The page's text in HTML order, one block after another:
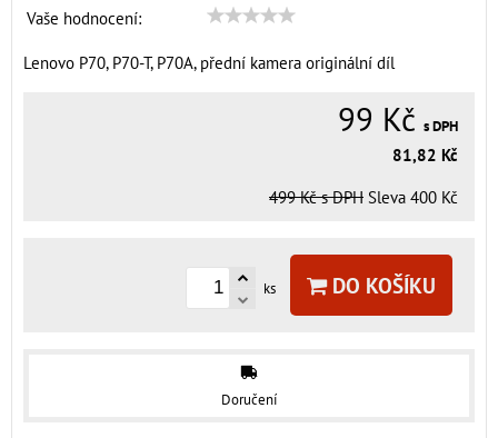
Vaše hodnocení:
Lenovo P70, P70-T, P70A, přední kamera originální díl
99 Kč s DPH
81,82 Kč
499 Kč s DPH Sleva 400 Kč
ks DO KOŠÍKU
Doručení